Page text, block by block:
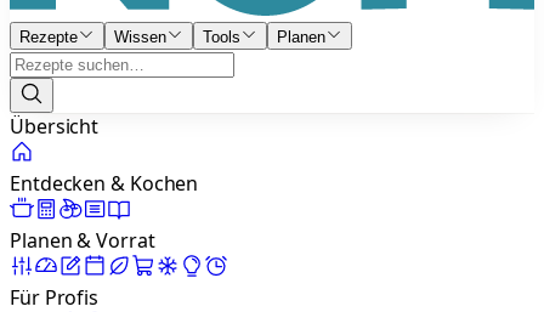
Rezepte Wissen Tools Planen
Übersicht
Entdecken & Kochen
Planen & Vorrat
Für Profis